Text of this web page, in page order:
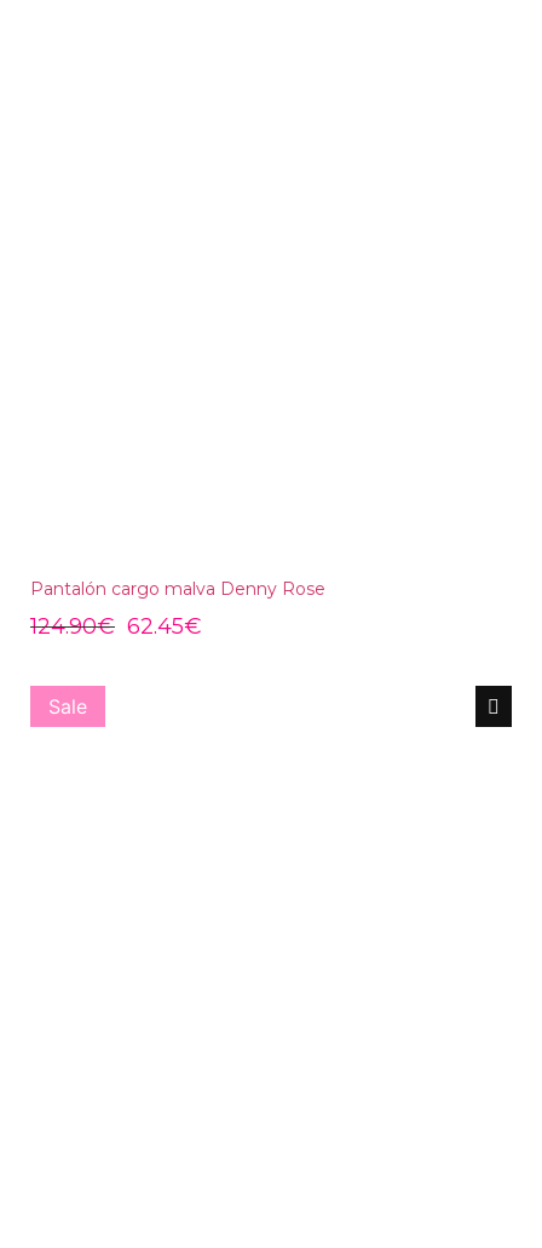
Pantalón cargo malva Denny Rose
124.90€ 62.45€
Sale